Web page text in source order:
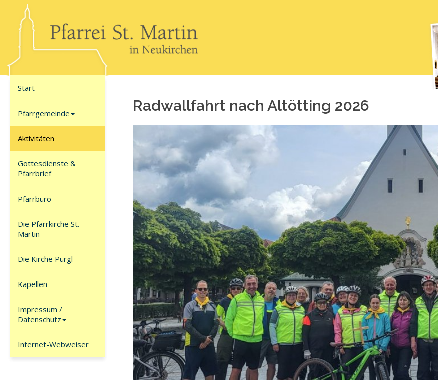
Start
Pfarrgemeinde
Aktivitäten
Gottesdienste &
Pfarrbrief
Pfarrbüro
Die Pfarrkirche St.
Martin
Die Kirche Pürgl
Kapellen
Impressum /
Datenschutz
Internet-Webweiser
Rad­wall­fahrt nach Al­töt­ting 2026